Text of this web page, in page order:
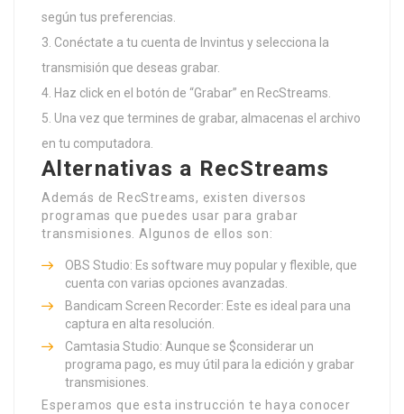
según tus preferencias.
Conéctate a tu cuenta de Invintus y selecciona la
transmisión que deseas grabar.
Haz click en el botón de “Grabar” en RecStreams.
Una vez que termines de grabar, almacenas el archivo
en tu computadora.
Alternativas a RecStreams
Además de RecStreams, existen diversos
programas que puedes usar para grabar
transmisiones. Algunos de ellos son:
OBS Studio: Es software muy popular y flexible, que
cuenta con varias opciones avanzadas.
Bandicam Screen Recorder: Este es ideal para una
captura en alta resolución.
Camtasia Studio: Aunque se $considerar un
programa pago, es muy útil para la edición y grabar
transmisiones.
Esperamos que esta instrucción te haya conocer